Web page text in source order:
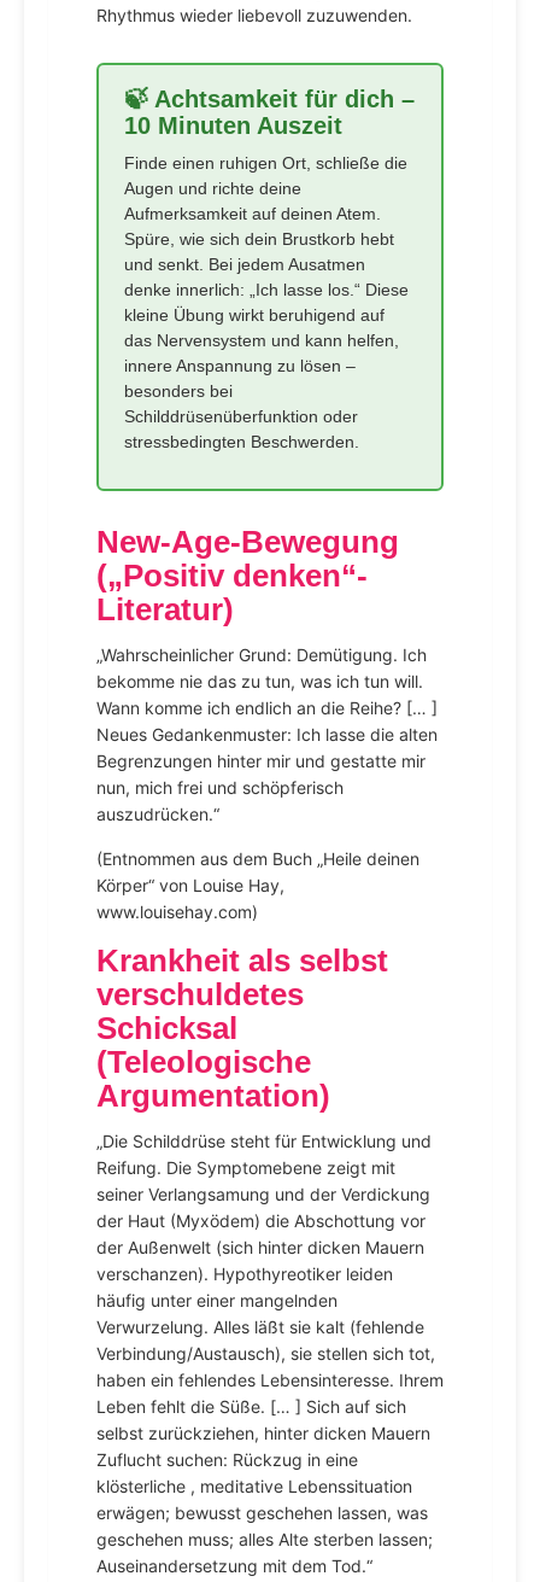
Rhythmus wieder liebevoll zuzuwenden.
🍃 Achtsamkeit für dich –
10 Minuten Auszeit
Finde einen ruhigen Ort, schließe die
Augen und richte deine
Aufmerksamkeit auf deinen Atem.
Spüre, wie sich dein Brustkorb hebt
und senkt. Bei jedem Ausatmen
denke innerlich: „Ich lasse los.“ Diese
kleine Übung wirkt beruhigend auf
das Nervensystem und kann helfen,
innere Anspannung zu lösen –
besonders bei
Schilddrüsenüberfunktion oder
stressbedingten Beschwerden.
New-Age-Bewegung
(„Positiv denken“-
Literatur)
„Wahrscheinlicher Grund: Demütigung. Ich
bekomme nie das zu tun, was ich tun will.
Wann komme ich endlich an die Reihe? [… ]
Neues Gedankenmuster: Ich lasse die alten
Begrenzungen hinter mir und gestatte mir
nun, mich frei und schöpferisch
auszudrücken.“
(Entnommen aus dem Buch „Heile deinen
Körper“ von Louise Hay,
www.louisehay.com)
Krankheit als selbst
verschuldetes
Schicksal
(Teleologische
Argumentation)
„Die Schilddrüse steht für Entwicklung und
Reifung. Die Symptomebene zeigt mit
seiner Verlangsamung und der Verdickung
der Haut (Myxödem) die Abschottung vor
der Außenwelt (sich hinter dicken Mauern
verschanzen). Hypothyreotiker leiden
häufig unter einer mangelnden
Verwurzelung. Alles läßt sie kalt (fehlende
Verbindung/Austausch), sie stellen sich tot,
haben ein fehlendes Lebensinteresse. Ihrem
Leben fehlt die Süße. [… ] Sich auf sich
selbst zurückziehen, hinter dicken Mauern
Zuflucht suchen: Rückzug in eine
klösterliche , meditative Lebenssituation
erwägen; bewusst geschehen lassen, was
geschehen muss; alles Alte sterben lassen;
Auseinandersetzung mit dem Tod.“